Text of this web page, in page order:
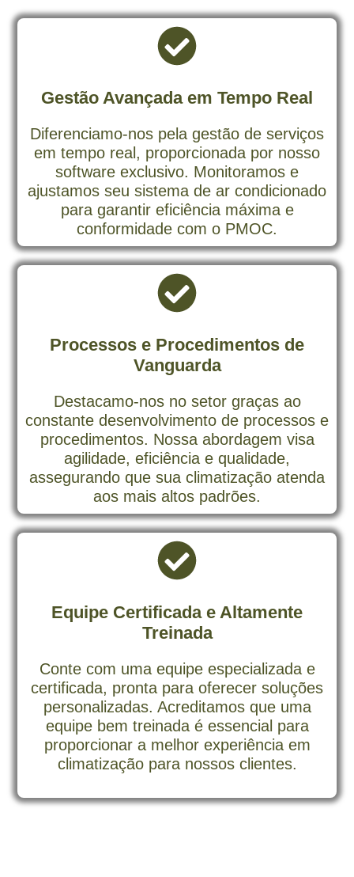
Gestão Avançada em Tempo Real
Diferenciamo-nos pela gestão de serviços
em tempo real, proporcionada por nosso
software exclusivo. Monitoramos e
ajustamos seu sistema de ar condicionado
para garantir eficiência máxima e
conformidade com o PMOC.
Processos e Procedimentos de
Vanguarda
Destacamo-nos no setor graças ao
constante desenvolvimento de processos e
procedimentos. Nossa abordagem visa
agilidade, eficiência e qualidade,
assegurando que sua climatização atenda
aos mais altos padrões.
Equipe Certificada e Altamente
Treinada
Conte com uma equipe especializada e
certificada, pronta para oferecer soluções
personalizadas. Acreditamos que uma
equipe bem treinada é essencial para
proporcionar a melhor experiência em
climatização para nossos clientes.